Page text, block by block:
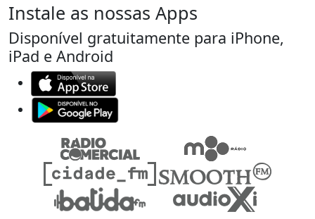
Instale as nossas Apps
Disponível gratuitamente para iPhone,
iPad e Android